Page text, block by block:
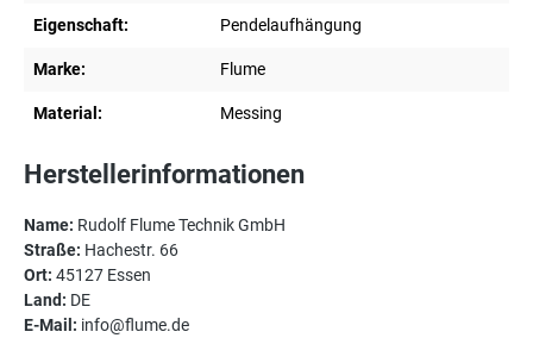
Eigenschaft: Pendelaufhängung
Marke: Flume
Material: Messing
Herstellerinformationen
Name: Rudolf Flume Technik GmbH
Straße: Hachestr. 66
Ort: 45127 Essen
Land: DE
E-Mail: info@flume.de